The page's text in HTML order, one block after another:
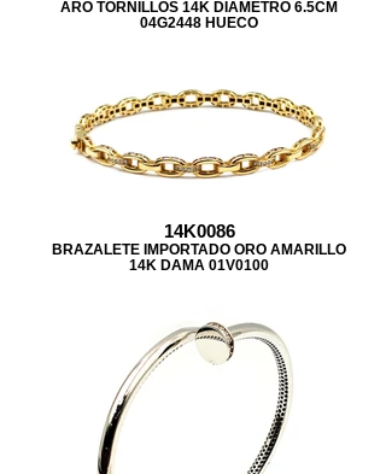
ARO TORNILLOS 14K DIAMETRO 6.5CM
04G2448 HUECO
14K0086
BRAZALETE IMPORTADO ORO AMARILLO
14K DAMA 01V0100